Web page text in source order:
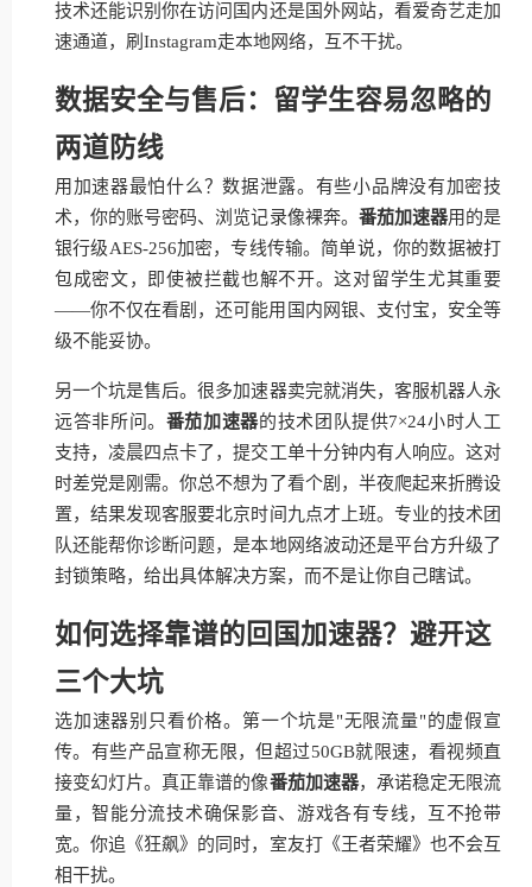
技术还能识别你在访问国内还是国外网站，看爱奇艺走加
速通道，刷Instagram走本地网络，互不干扰。
数据安全与售后：留学生容易忽略的
两道防线
用加速器最怕什么？数据泄露。有些小品牌没有加密技
术，你的账号密码、浏览记录像裸奔。 番茄加速器用的是
银行级AES-256加密，专线传输。简单说，你的数据被打
包成密文，即使被拦截也解不开。这对留学生尤其重要
——你不仅在看剧，还可能用国内网银、支付宝，安全等
级不能妥协。
另一个坑是售后。很多加速器卖完就消失，客服机器人永
远答非所问。 番茄加速器的技术团队提供7×24小时人工
支持，凌晨四点卡了，提交工单十分钟内有人响应。这对
时差党是刚需。你总不想为了看个剧，半夜爬起来折腾设
置，结果发现客服要北京时间九点才上班。专业的技术团
队还能帮你诊断问题，是本地网络波动还是平台方升级了
封锁策略，给出具体解决方案，而不是让你自己瞎试。
如何选择靠谱的回国加速器？避开这
三个大坑
选加速器别只看价格。第一个坑是"无限流量"的虚假宣
传。有些产品宣称无限，但超过50GB就限速，看视频直
接变幻灯片。真正靠谱的像番茄加速器，承诺稳定无限流
量，智能分流技术确保影音、游戏各有专线，互不抢带
宽。你追《狂飙》的同时，室友打《王者荣耀》也不会互
相干扰。